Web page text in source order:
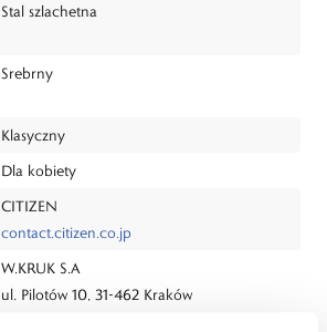
Stal szlachetna
Srebrny
Klasyczny
Dla kobiety
CITIZEN
contact.citizen.co.jp
W.KRUK S.A
ul. Pilotów 10, 31-462 Kraków